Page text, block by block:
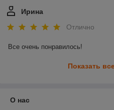
Ирина
Отлично
Все очень понравилось!
Показать
О нас